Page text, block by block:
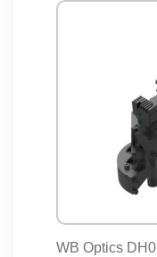
WB Optics